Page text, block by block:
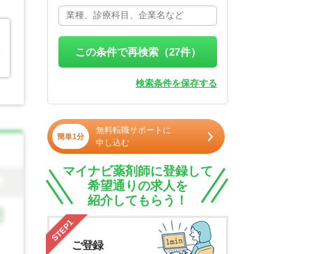
この条件で再検索（27件）
検索条件を保存する
簡単1分
無料転職サポートに
申し込む
マイナビ薬剤師に登録して
希望通りの求人を
紹介してもらう！
STEP1
ご登録